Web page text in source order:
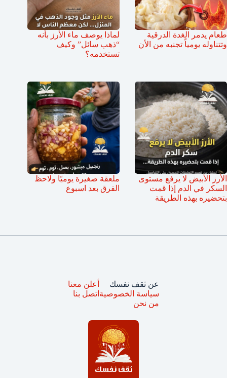
طعام يدمر الغدة الدرقية
وتتناوله يومياً تجنبه من الأن
لماذا يوصف ماء الأرز بأنه
“ذهب سائل” وكيف
تستخدمه؟
الأرز الأبيض لا يرفع مستوى
السكر في الدم إذا قمت
بتحضيره بهذه الطريقة
ملعقة صغيرة يوميًا ولاحظ
الفرق بعد اسبوع
عن ثقف نفسك
سياسة الخصوصية
من نحن
أعلن معنا
اتصل بنا